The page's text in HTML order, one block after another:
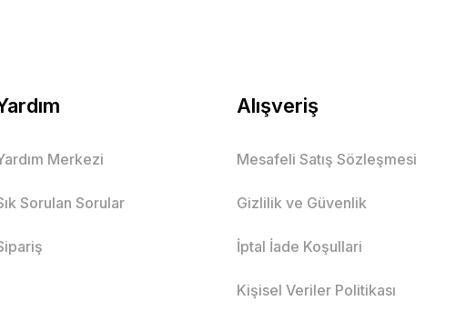
Merkezi
Sorulan Sorular
Alışveriş
Mesafeli Satış Sözleşmesi
Gizlilik ve Güvenlik
İptal İade Koşullari
Kişisel Veriler Politikası